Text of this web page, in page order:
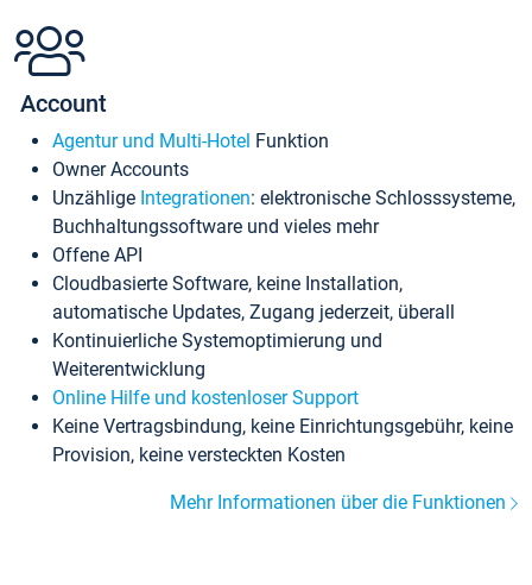
Account
Agentur und Multi-Hotel Funktion
Owner Accounts
Unzählige Integrationen: elektronische Schlosssysteme,
Buchhaltungssoftware und vieles mehr
Offene API
Cloudbasierte Software, keine Installation,
automatische Updates, Zugang jederzeit, überall
Kontinuierliche Systemoptimierung und
Weiterentwicklung
Online Hilfe und kostenloser Support
Keine Vertragsbindung, keine Einrichtungsgebühr, keine
Provision, keine versteckten Kosten
Mehr Informationen über die Funktionen